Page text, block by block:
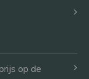
op de